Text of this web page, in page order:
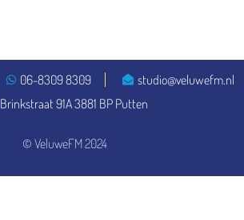
© VeluweFM 2024
06-8309 8309
studio@veluwefm.nl
Brinkstraat 91A 3881 BP Putten